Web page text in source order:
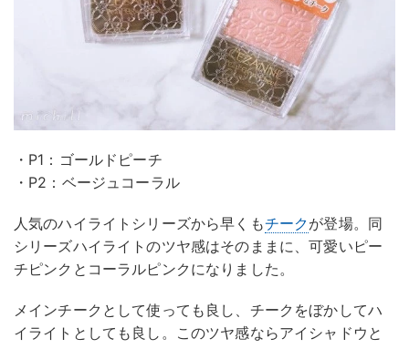
・P1：ゴールドピーチ
・P2：ベージュコーラル
人気のハイライトシリーズから早くもチークが登場。同
シリーズハイライトのツヤ感はそのままに、可愛いピー
チピンクとコーラルピンクになりました。
メインチークとして使っても良し、チークをぼかしてハ
イライトとしても良し。このツヤ感ならアイシャドウと